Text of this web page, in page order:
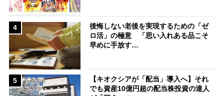
4
後悔しない老後を実現するための「ゼ
ロ活」の極意 「思い入れある品こそ
早めに手放す…
5
【キオクシアが「配当」導入へ】それ
でも資産10億円超の配当株投資の達人